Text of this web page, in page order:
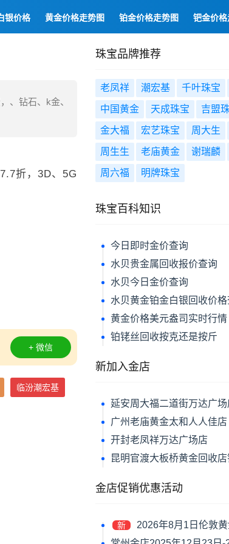
银价格 黄金价格走势图 铂金价格走势图 钯金价格
、钻石、k金、
折，3D、5G
+ 微信
临汾潮宏基
珠宝品牌推荐
老凤祥 潮宏基 千叶珠宝
中国黄金 天成珠宝 吉盟
金大福 宏艺珠宝 周大生
周生生 老庙黄金 谢瑞麟
周六福 明牌珠宝
珠宝百科知识
今日即时金价查询
水贝贵金属回收报价查询
水贝今日金价查询
水贝黄金铂金白银回收价格
黄金价格美元盎司实时行情
铂铑丝回收按克还是按斤
新加入金店
延安周大福二道街万达广场
广州老庙黄金太和人人佳店
开封老凤祥万达广场店
昆明官渡大板桥黄金回收店
金店促销优惠活动
新
2026年8月1日伦敦